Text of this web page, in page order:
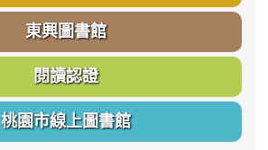
東興圖書館
閱讀認證
桃園市線上圖書館